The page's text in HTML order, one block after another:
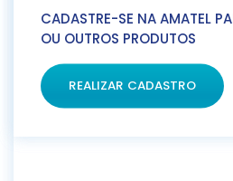
CADASTRE-SE NA AMATEL
OU OUTROS PRODUTOS
REALIZAR CADASTRO